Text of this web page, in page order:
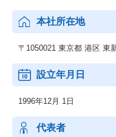
本社所在地
〒1050021 東京都 港区 東
設立年月日
1996年12月 1日
代表者